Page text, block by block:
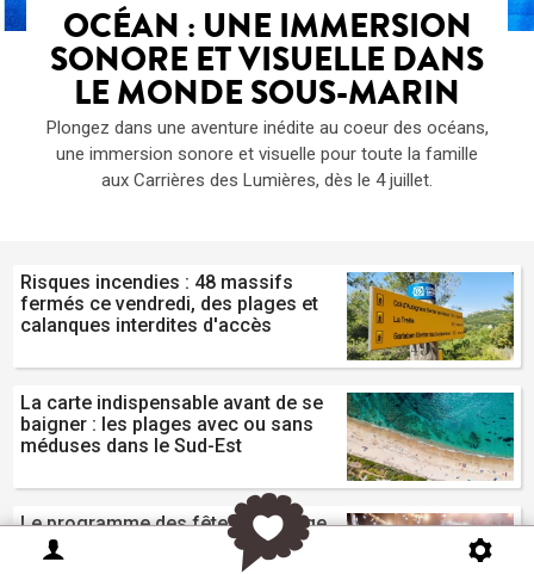
OCÉAN : UNE IMMERSION
SONORE ET VISUELLE DANS
LE MONDE SOUS-MARIN
Plongez dans une aventure inédite au coeur des océans,
une immersion sonore et visuelle pour toute la famille
aux Carrières des Lumières, dès le 4 juillet.
Risques incendies : 48 massifs
fermés ce vendredi, des plages et
calanques interdites d'accès
La carte indispensable avant de se
baigner : les plages avec ou sans
méduses dans le Sud-Est
Le programme des fêtes de village
et fêtes traditionnelles ce weekend
du 8 et 9 août en PACA